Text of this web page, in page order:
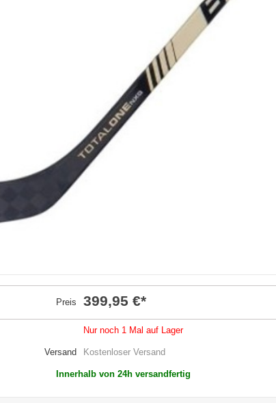
Preis 399,95 €*
Nur noch 1 Mal auf Lager
Versand Kostenloser Versand
Innerhalb von 24h versandfertig